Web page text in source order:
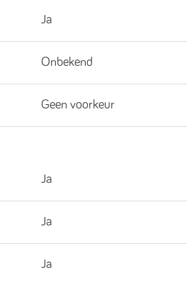
Ja
Onbekend
Geen voorkeur
Ja
Ja
Ja